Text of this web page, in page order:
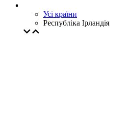
Усі країни
Республіка Ірландія